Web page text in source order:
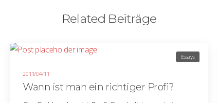
Related Beiträge
2011/04/11
Essays
Wann ist man ein richtiger Profi?